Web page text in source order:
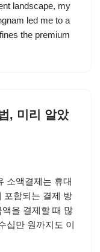
landscape, my
led me to a
the premium
, 미리 알았
소액결제는 휴대
포함되는 결제 방
을 결제할 때 많
십만 원까지도 이